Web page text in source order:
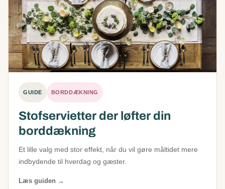
GUIDE BORDDÆKNING
Stofservietter der løfter din
borddækning
Et lille valg med stor effekt, når du vil gøre måltidet mere
indbydende til hverdag og gæster.
Læs guiden →